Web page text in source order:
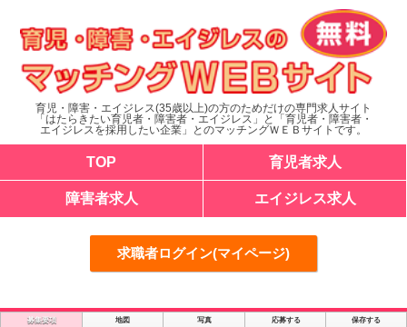
育児・障害・エイジレス(35歳以上)の方のためだけの専門求人サイト
「はたらきたい育児者・障害者・エイジレス」と「育児者・障害者・
エイジレスを採用したい企業」とのマッチングＷＥＢサイトです。
TOP 育児者求人
障害者求人 エイジレス求人
求職者ログイン(マイページ)
募集要項 地図 写真 応募する 保存する